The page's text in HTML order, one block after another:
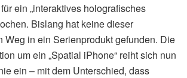
ein „interaktives holografisches
Bislang hat keine dieser
Weg in ein Serienprodukt gefunden. Die
um ein „Spatial iPhone“ reiht sich nun
ein – mit dem Unterschied, dass